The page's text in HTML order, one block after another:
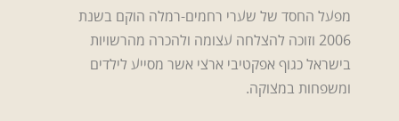
מפעל החסד של שערי רחמים-רמלה הוקם בשנת
2006 וזוכה להצלחה עצומה ולהכרה מהרשויות
בישראל כגוף אפקטיבי ארצי אשר מסייע לילדים
ומשפחות במצוקה.